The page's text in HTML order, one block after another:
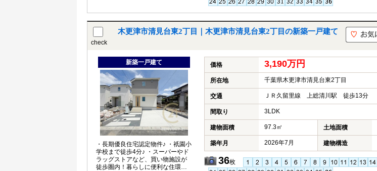
check
木更津市清見台東2丁目｜木更津市清見台東2丁目の新築一戸建て
新築一戸建て
・長期優良住宅認定物件♪ ・祇園小
学校まで徒歩4分♪ ・スーパーやド
ラッグストアなど、買い物施設が
徒歩圏内！暮らしに便利な住環境♪
価格 3,190万円
所在地 千葉県木更津市清見台東2丁目
交通 ＪＲ久留里線 上総清川駅 徒歩13分
間取り 3LDK
建物面積 97.3㎡ 土地面積
築年月 2026年7月 建物構造
36枚